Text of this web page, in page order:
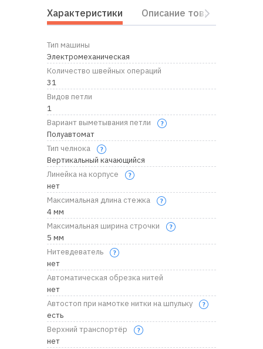
нас
Характеристики Описание товара
Тип машины
Электромеханическая
Количество швейных операций
31
Видов петли
1
Вариант выметывания петли
Полуавтомат
Тип челнока
Вертикальный качающийся
Линейка на корпусе
нет
Максимальная длина стежка
4 мм
Максимальная ширина строчки
5 мм
Нитевдеватель
нет
Автоматическая обрезка нитей
нет
Автостоп при намотке нитки на шпульку
есть
Верхний транспортёр
нет